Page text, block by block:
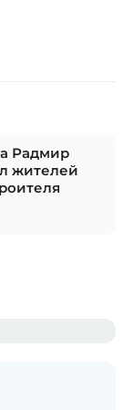
Радмир
жителей